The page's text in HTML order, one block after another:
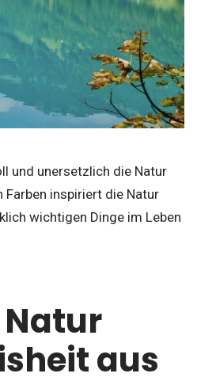
und unersetzlich die Natur
inspiriert die Natur
wichtigen Dinge im Leben
aus